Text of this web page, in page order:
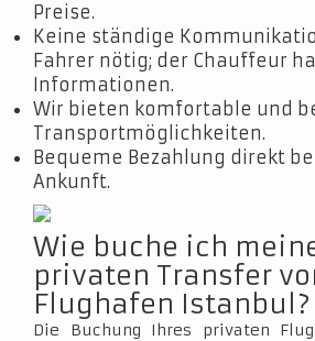
Preise.
Keine ständige
Fahrer nötig; der Chauffeur
Informationen.
Wir bieten komfortable und
Transportmöglichkeiten.
Bequeme Bezahlung direkt
Ankunft.
Wie buche ich
privaten Transfer
Flughafen Istanbul?
Die Buchung Ihres privaten